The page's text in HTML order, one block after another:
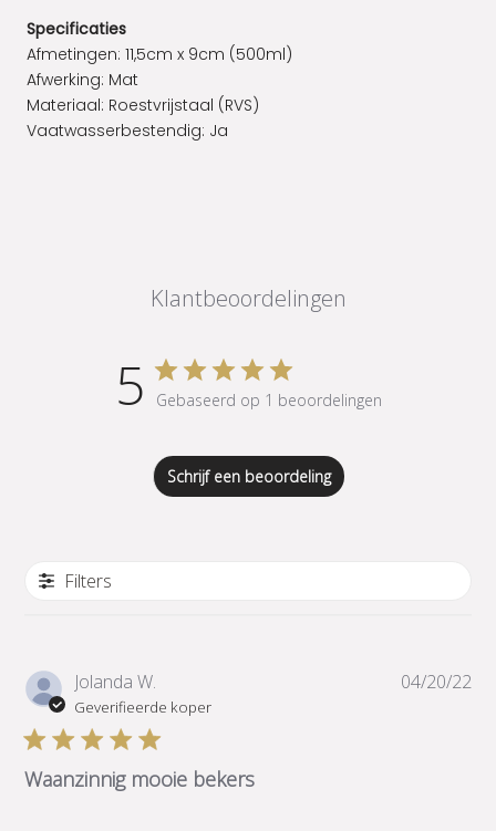
Specificaties
Afmetingen: 11,5cm x 9cm (500ml)
Afwerking: Mat
Materiaal: Roestvrijstaal (RVS)
Vaatwasserbestendig: Ja
Klantbeoordelingen
5 Gebaseerd op 1 beoordelingen
Schrijf een beoordeling
Filters
Jolanda W.
Geverifieerde koper
Waanzinnig mooie bekers
04/20/22